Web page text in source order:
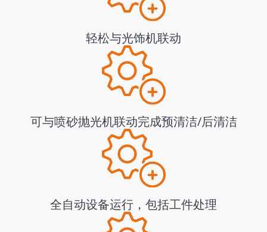
轻松与光饰机联动
可与喷砂抛光机联动完成预清洁/后清洁
全自动设备运行，包括工件处理